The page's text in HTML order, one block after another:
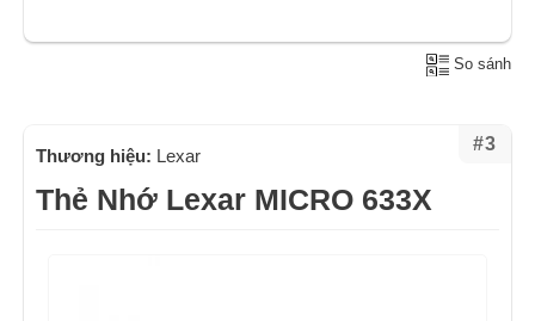
So sánh
#3
Thương hiệu: Lexar
Thẻ Nhớ Lexar MICRO 633X